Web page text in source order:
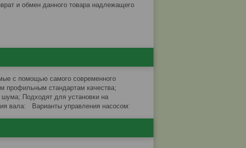
с помощью самого современного
профильным стандартам качества;
Подходят для установки на
вала: Варианты управления насосом: